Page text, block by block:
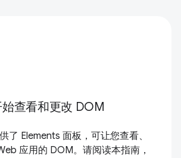
查看和更改 DOM
了 Elements 面板，可让您查看、
应用的 DOM。请阅读本指南，